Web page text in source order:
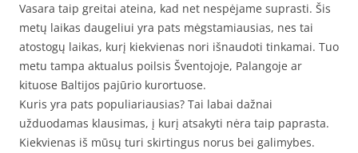
Vasara taip greitai ateina, kad net nespėjame suprasti. Šis
metų laikas daugeliui yra pats mėgstamiausias, nes tai
atostogų laikas, kurį kiekvienas nori išnaudoti tinkamai. Tuo
metu tampa aktualus poilsis Šventojoje, Palangoje ar
kituose Baltijos pajūrio kurortuose.
Kuris yra pats populiariausias? Tai labai dažnai
užduodamas klausimas, į kurį atsakyti nėra taip paprasta.
Kiekvienas iš mūsų turi skirtingus norus bei galimybes.